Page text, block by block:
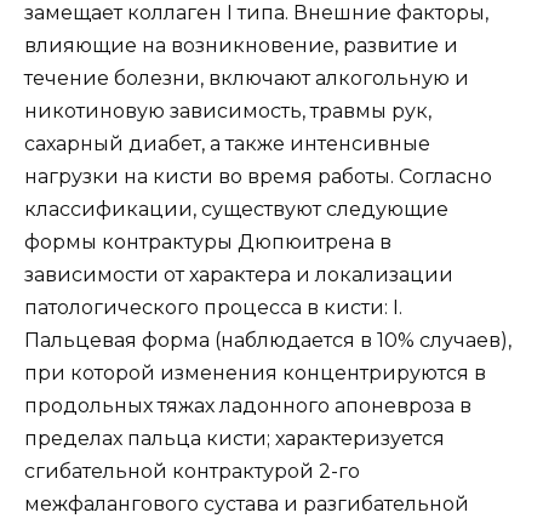
замещает коллаген I типа. Внешние факторы,
влияющие на возникновение, развитие и
течение болезни, включают алкогольную и
никотиновую зависимость, травмы рук,
сахарный диабет, а также интенсивные
нагрузки на кисти во время работы. Согласно
классификации, существуют следующие
формы контрактуры Дюпюитрена в
зависимости от характера и локализации
патологического процесса в кисти: I.
Пальцевая форма (наблюдается в 10% случаев),
при которой изменения концентрируются в
продольных тяжах ладонного апоневроза в
пределах пальца кисти; характеризуется
сгибательной контрактурой 2-го
межфалангового сустава и разгибательной